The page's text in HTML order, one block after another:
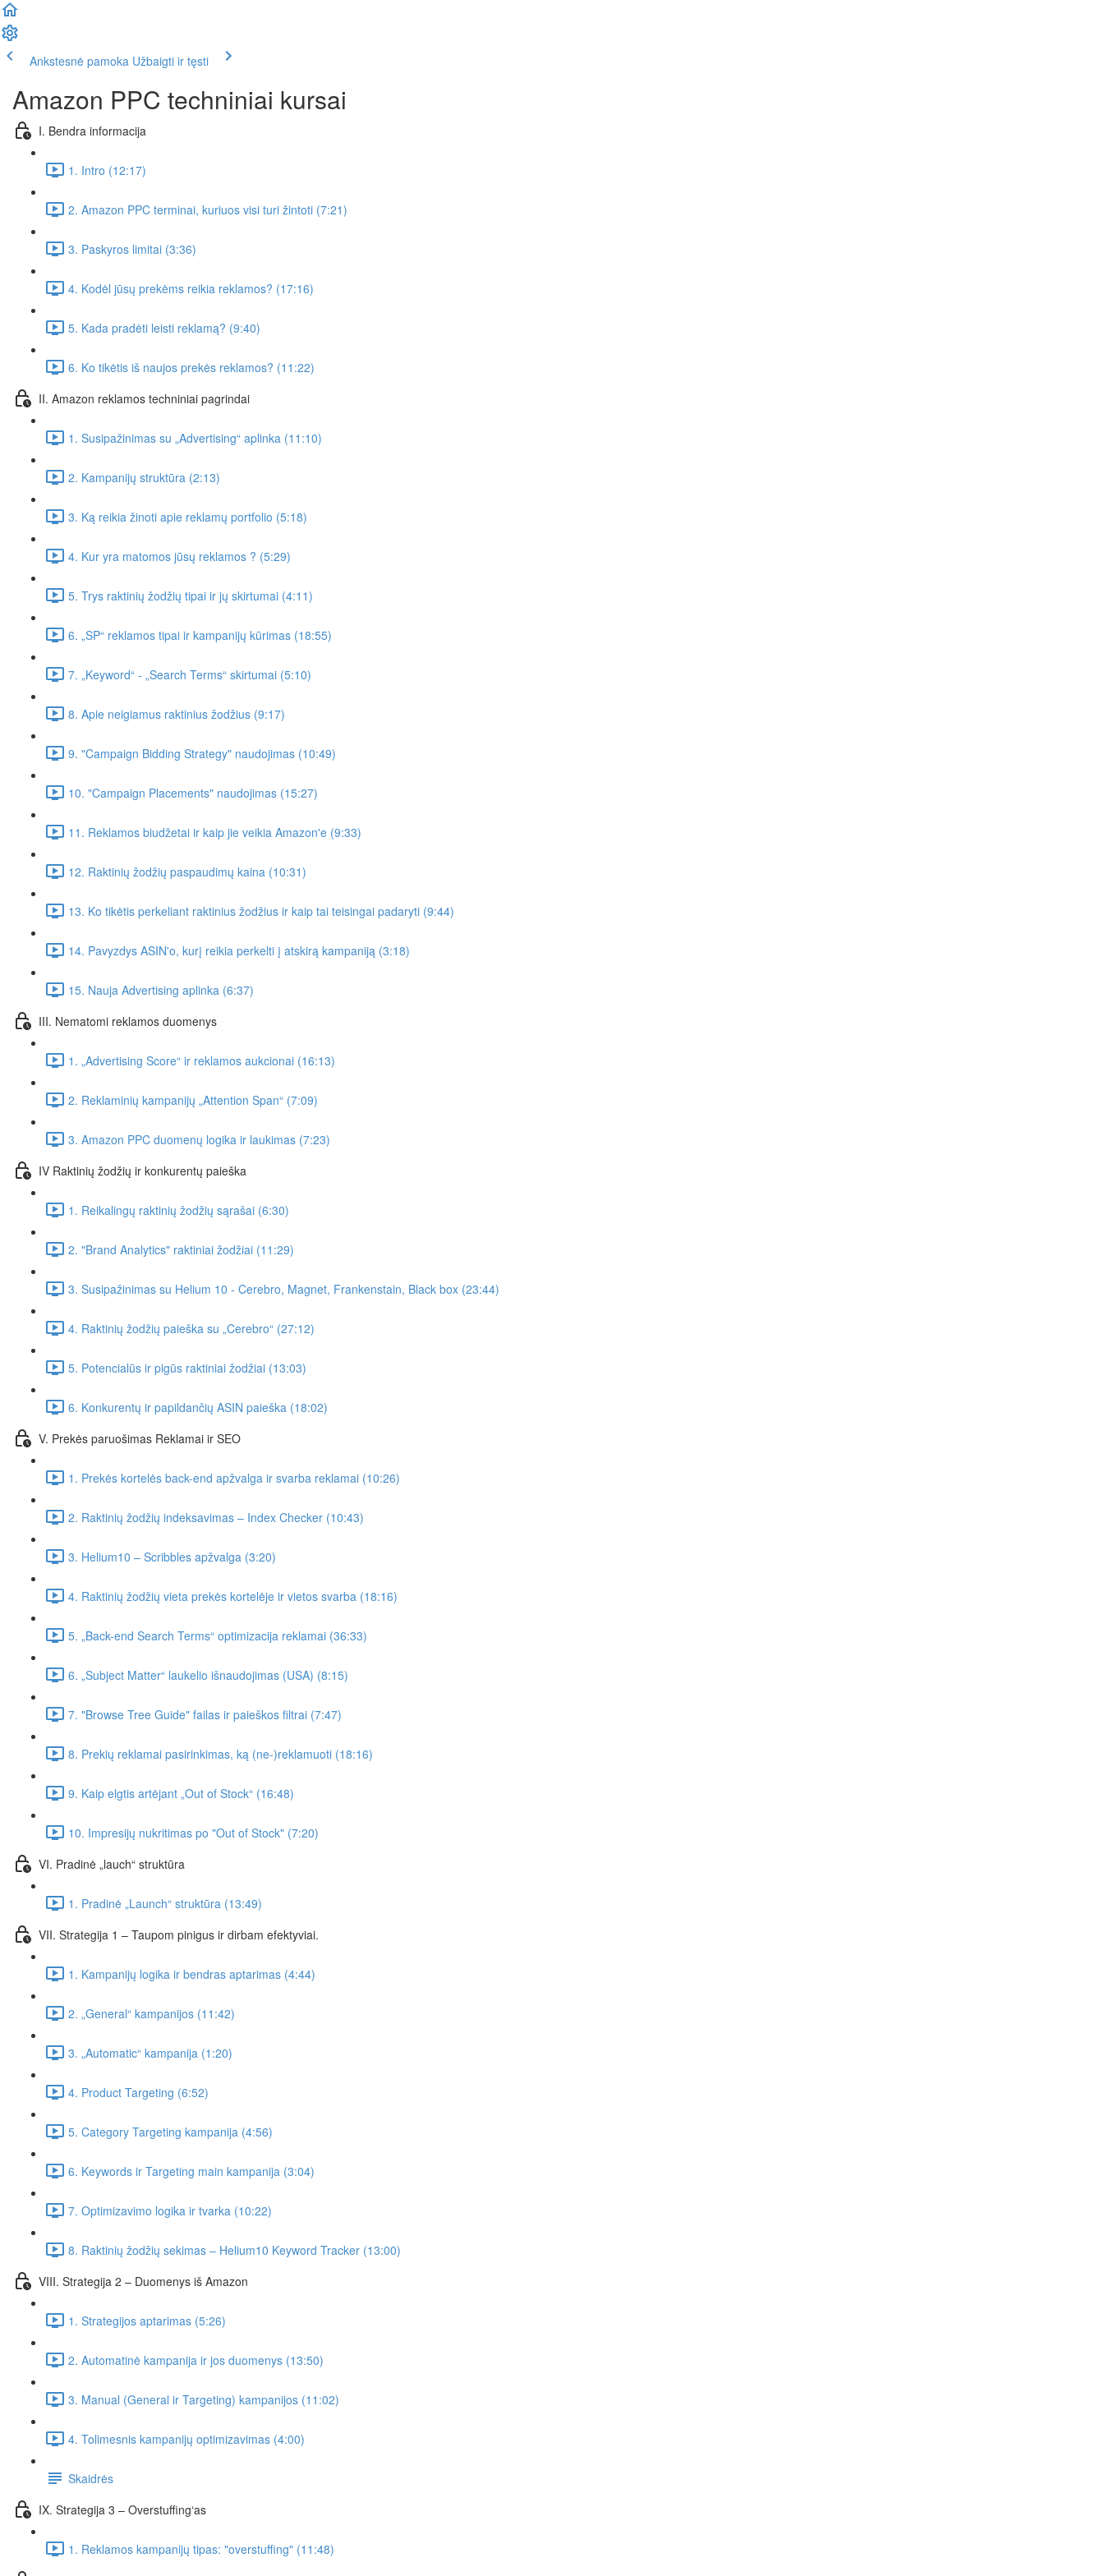
Ankstesnė pamoka Užbaigti ir tęsti
Amazon PPC techniniai kursai
I. Bendra informacija
1. Intro (12:17)
2. Amazon PPC terminai, kuriuos visi turi žintoti (7:21)
3. Paskyros limitai (3:36)
4. Kodėl jūsų prekėms reikia reklamos? (17:16)
5. Kada pradėti leisti reklamą? (9:40)
6. Ko tikėtis iš naujos prekės reklamos? (11:22)
II. Amazon reklamos techniniai pagrindai
1. Susipažinimas su „Advertising“ aplinka (11:10)
2. Kampanijų struktūra (2:13)
3. Ką reikia žinoti apie reklamų portfolio (5:18)
4. Kur yra matomos jūsų reklamos ? (5:29)
5. Trys raktinių žodžių tipai ir jų skirtumai (4:11)
6. „SP“ reklamos tipai ir kampanijų kūrimas (18:55)
7. „Keyword“ - „Search Terms“ skirtumai (5:10)
8. Apie neigiamus raktinius žodžius (9:17)
9. "Campaign Bidding Strategy" naudojimas (10:49)
10. "Campaign Placements" naudojimas (15:27)
11. Reklamos biudžetai ir kaip jie veikia Amazon'e (9:33)
12. Raktinių žodžių paspaudimų kaina (10:31)
13. Ko tikėtis perkeliant raktinius žodžius ir kaip tai teisingai padaryti (9:44)
14. Pavyzdys ASIN'o, kurį reikia perkelti į atskirą kampaniją (3:18)
15. Nauja Advertising aplinka (6:37)
III. Nematomi reklamos duomenys
1. „Advertising Score“ ir reklamos aukcionai (16:13)
2. Reklaminių kampanijų „Attention Span“ (7:09)
3. Amazon PPC duomenų logika ir laukimas (7:23)
IV Raktinių žodžių ir konkurentų paieška
1. Reikalingų raktinių žodžių sąrašai (6:30)
2. "Brand Analytics" raktiniai žodžiai (11:29)
3. Susipažinimas su Helium 10 - Cerebro, Magnet, Frankenstain, Black box (23:44)
4. Raktinių žodžių paieška su „Cerebro“ (27:12)
5. Potencialūs ir pigūs raktiniai žodžiai (13:03)
6. Konkurentų ir papildančių ASIN paieška (18:02)
V. Prekės paruošimas Reklamai ir SEO
1. Prekės kortelės back-end apžvalga ir svarba reklamai (10:26)
2. Raktinių žodžių indeksavimas – Index Checker (10:43)
3. Helium10 – Scribbles apžvalga (3:20)
4. Raktinių žodžių vieta prekės kortelėje ir vietos svarba (18:16)
5. „Back-end Search Terms“ optimizacija reklamai (36:33)
6. „Subject Matter“ laukelio išnaudojimas (USA) (8:15)
7. "Browse Tree Guide" failas ir paieškos filtrai (7:47)
8. Prekių reklamai pasirinkimas, ką (ne-)reklamuoti (18:16)
9. Kaip elgtis artėjant „Out of Stock“ (16:48)
10. Impresijų nukritimas po "Out of Stock" (7:20)
VI. Pradinė „lauch“ struktūra
1. Pradinė „Launch“ struktūra (13:49)
VII. Strategija 1 – Taupom pinigus ir dirbam efektyviai.
1. Kampanijų logika ir bendras aptarimas (4:44)
2. „General“ kampanijos (11:42)
3. „Automatic“ kampanija (1:20)
4. Product Targeting (6:52)
5. Category Targeting kampanija (4:56)
6. Keywords ir Targeting main kampanija (3:04)
7. Optimizavimo logika ir tvarka (10:22)
8. Raktinių žodžių sekimas – Helium10 Keyword Tracker (13:00)
VIII. Strategija 2 – Duomenys iš Amazon
1. Strategijos aptarimas (5:26)
2. Automatinė kampanija ir jos duomenys (13:50)
3. Manual (General ir Targeting) kampanijos (11:02)
4. Tolimesnis kampanijų optimizavimas (4:00)
Skaidrės
IX. Strategija 3 – Overstuffing‘as
1. Reklamos kampanijų tipas: "overstuffing" (11:48)